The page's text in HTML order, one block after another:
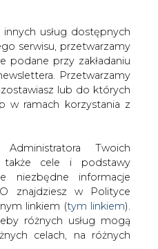
usług dostępnych
serwisu, przetwarzamy
podane przy zakładaniu
Przetwarzamy
lub do których
w ramach korzystania z
Twoich
cele i podstawy
niezbędne informacje
znajdziesz w Polityce
linkiem (tym linkiem).
różnych usług mogą
celach, na różnych
CIRE
elektrownia
skomentuj
udostępnij:
wirtualna